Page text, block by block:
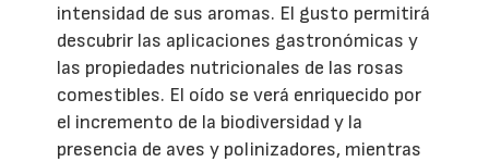
intensidad de sus aromas. El gusto permitirá
descubrir las aplicaciones gastronómicas y
las propiedades nutricionales de las rosas
comestibles. El oído se verá enriquecido por
el incremento de la biodiversidad y la
presencia de aves y polinizadores, mientras